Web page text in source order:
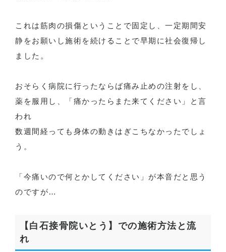
これは筋肉の損傷ということで固定し、一定期間安
静をお願いし施術を続けることで早期に社会復帰し
ました。
おそらく病院に行ったならば痛み止めの注射をし、
薬を服用し、「痛かったらまた来てください」と言
われ
数週間経っても身体の動きはぎこちなかったでしょ
う。
「今痛いので何とかしてください」が本音だと思う
のですが…
【白石接骨院いとう】での施術方法と流
れ